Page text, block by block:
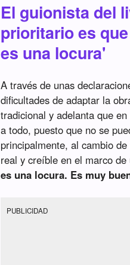
El guionista del
prioritario es
es una locura'
A través de unas
dificultades de adaptar la
tradicional y adelanta que
a todo, puesto que no se
principalmente, al cambio
real y creíble en el marco
es una locura. Es muy
PUBLICIDAD